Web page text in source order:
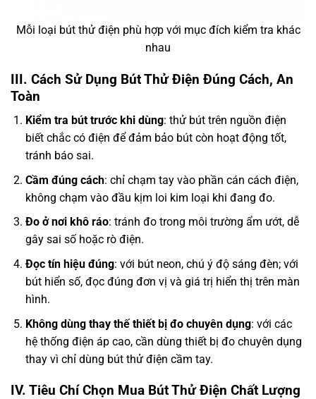
Mỗi loại bút thử điện phù hợp với mục đích kiểm tra khác
nhau
III. Cách Sử Dụng Bút Thử Điện Đúng Cách, An
Toàn
Kiểm tra bút trước khi dùng: thử bút trên nguồn điện
biết chắc có điện để đảm bảo bút còn hoạt động tốt,
tránh báo sai.
Cầm đúng cách: chỉ chạm tay vào phần cán cách điện,
không chạm vào đầu kịm loi kim loại khi đang đo.
Đo ở nơi khô ráo: tránh đo trong môi trường ẩm ướt, dễ
gây sai số hoặc rò điện.
Đọc tín hiệu đúng: với bút neon, chú ý độ sáng đèn; với
bút hiển số, đọc đúng đơn vị và giá trị hiển thị trên màn
hình.
Không dùng thay thế thiết bị đo chuyên dụng: với các
hệ thống điện áp cao, cần dùng thiết bị đo chuyên dụng
thay vì chỉ dùng bút thử điện cầm tay.
IV. Tiêu Chí Chọn Mua Bút Thử Điện Chất Lượng